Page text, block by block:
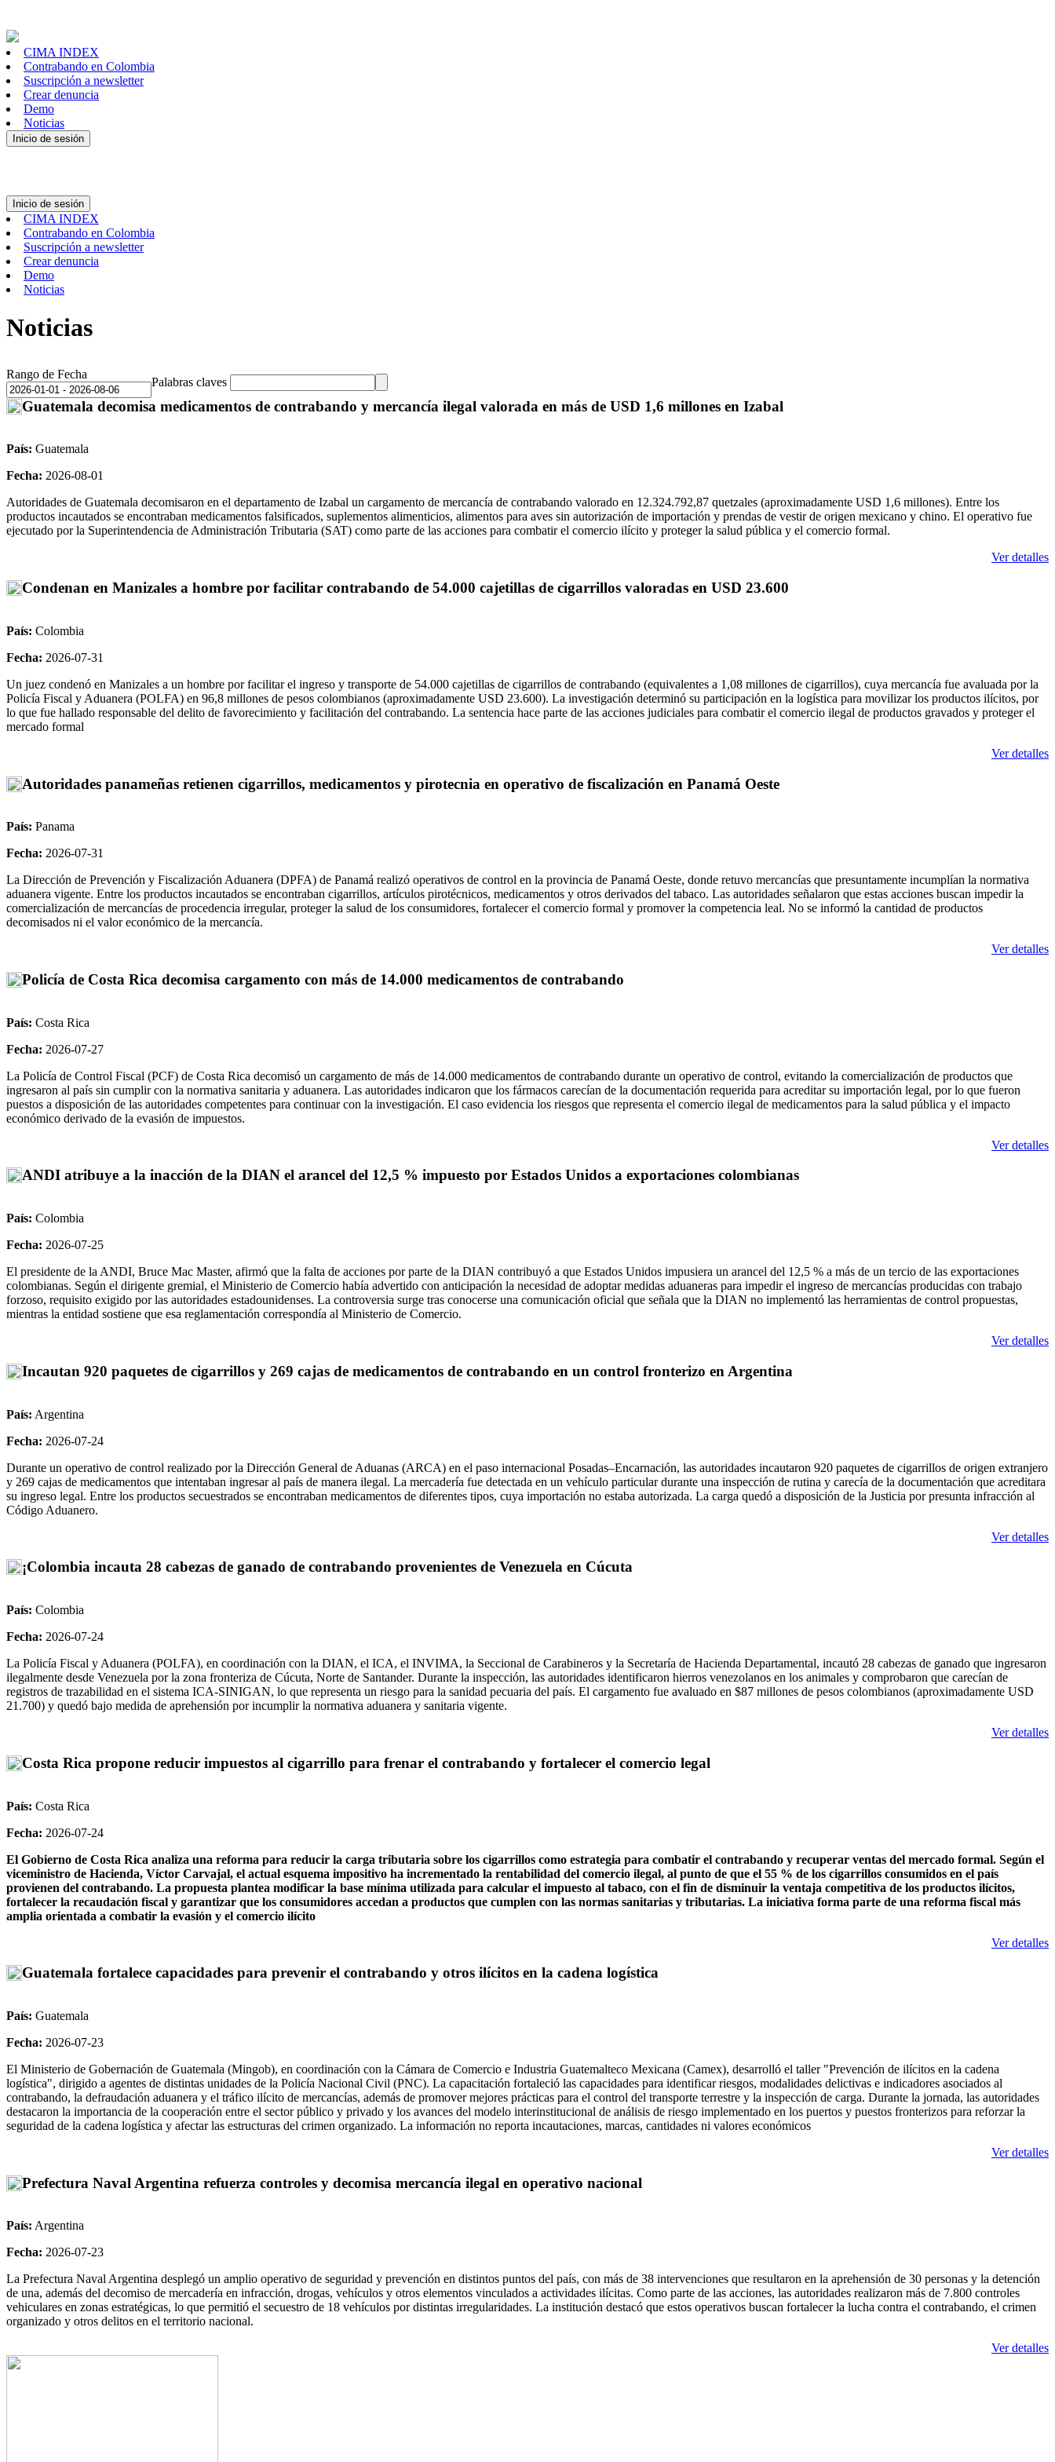
CIMA INDEX
Contrabando en Colombia
Suscripción a newsletter
Crear denuncia
Demo
Noticias
Inicio de sesión
Inicio de sesión
CIMA INDEX
Contrabando en Colombia
Suscripción a newsletter
Crear denuncia
Demo
Noticias
Noticias
Rango de Fecha
Palabras claves
Guatemala decomisa medicamentos de contrabando y mercancía ilegal valorada en más de USD 1,6 millones en Izabal
País: Guatemala
Fecha: 2026-08-01
Autoridades de Guatemala decomisaron en el departamento de Izabal un cargamento de mercancía de contrabando valorado en 12.324.792,87 quetzales (aproximadamente USD 1,6 millones). Entre los
productos incautados se encontraban medicamentos falsificados, suplementos alimenticios, alimentos para aves sin autorización de importación y prendas de vestir de origen mexicano y chino. El operativo fue
ejecutado por la Superintendencia de Administración Tributaria (SAT) como parte de las acciones para combatir el comercio ilícito y proteger la salud pública y el comercio formal.
Ver detalles
Condenan en Manizales a hombre por facilitar contrabando de 54.000 cajetillas de cigarrillos valoradas en USD 23.600
País: Colombia
Fecha: 2026-07-31
Un juez condenó en Manizales a un hombre por facilitar el ingreso y transporte de 54.000 cajetillas de cigarrillos de contrabando (equivalentes a 1,08 millones de cigarrillos), cuya mercancía fue avaluada por la
Policía Fiscal y Aduanera (POLFA) en 96,8 millones de pesos colombianos (aproximadamente USD 23.600). La investigación determinó su participación en la logística para movilizar los productos ilícitos, por
lo que fue hallado responsable del delito de favorecimiento y facilitación del contrabando. La sentencia hace parte de las acciones judiciales para combatir el comercio ilegal de productos gravados y proteger el
mercado formal
Ver detalles
Autoridades panameñas retienen cigarrillos, medicamentos y pirotecnia en operativo de fiscalización en Panamá Oeste
País: Panama
Fecha: 2026-07-31
La Dirección de Prevención y Fiscalización Aduanera (DPFA) de Panamá realizó operativos de control en la provincia de Panamá Oeste, donde retuvo mercancías que presuntamente incumplían la normativa
aduanera vigente. Entre los productos incautados se encontraban cigarrillos, artículos pirotécnicos, medicamentos y otros derivados del tabaco. Las autoridades señalaron que estas acciones buscan impedir la
comercialización de mercancías de procedencia irregular, proteger la salud de los consumidores, fortalecer el comercio formal y promover la competencia leal. No se informó la cantidad de productos
decomisados ni el valor económico de la mercancía.
Ver detalles
Policía de Costa Rica decomisa cargamento con más de 14.000 medicamentos de contrabando
País: Costa Rica
Fecha: 2026-07-27
La Policía de Control Fiscal (PCF) de Costa Rica decomisó un cargamento de más de 14.000 medicamentos de contrabando durante un operativo de control, evitando la comercialización de productos que
ingresaron al país sin cumplir con la normativa sanitaria y aduanera. Las autoridades indicaron que los fármacos carecían de la documentación requerida para acreditar su importación legal, por lo que fueron
puestos a disposición de las autoridades competentes para continuar con la investigación. El caso evidencia los riesgos que representa el comercio ilegal de medicamentos para la salud pública y el impacto
económico derivado de la evasión de impuestos.
Ver detalles
ANDI atribuye a la inacción de la DIAN el arancel del 12,5 % impuesto por Estados Unidos a exportaciones colombianas
País: Colombia
Fecha: 2026-07-25
El presidente de la ANDI, Bruce Mac Master, afirmó que la falta de acciones por parte de la DIAN contribuyó a que Estados Unidos impusiera un arancel del 12,5 % a más de un tercio de las exportaciones
colombianas. Según el dirigente gremial, el Ministerio de Comercio había advertido con anticipación la necesidad de adoptar medidas aduaneras para impedir el ingreso de mercancías producidas con trabajo
forzoso, requisito exigido por las autoridades estadounidenses. La controversia surge tras conocerse una comunicación oficial que señala que la DIAN no implementó las herramientas de control propuestas,
mientras la entidad sostiene que esa reglamentación correspondía al Ministerio de Comercio.
Ver detalles
Incautan 920 paquetes de cigarrillos y 269 cajas de medicamentos de contrabando en un control fronterizo en Argentina
País: Argentina
Fecha: 2026-07-24
Durante un operativo de control realizado por la Dirección General de Aduanas (ARCA) en el paso internacional Posadas–Encarnación, las autoridades incautaron 920 paquetes de cigarrillos de origen extranjero
y 269 cajas de medicamentos que intentaban ingresar al país de manera ilegal. La mercadería fue detectada en un vehículo particular durante una inspección de rutina y carecía de la documentación que acreditara
su ingreso legal. Entre los productos secuestrados se encontraban medicamentos de diferentes tipos, cuya importación no estaba autorizada. La carga quedó a disposición de la Justicia por presunta infracción al
Código Aduanero.
Ver detalles
¡Colombia incauta 28 cabezas de ganado de contrabando provenientes de Venezuela en Cúcuta
País: Colombia
Fecha: 2026-07-24
La Policía Fiscal y Aduanera (POLFA), en coordinación con la DIAN, el ICA, el INVIMA, la Seccional de Carabineros y la Secretaría de Hacienda Departamental, incautó 28 cabezas de ganado que ingresaron
ilegalmente desde Venezuela por la zona fronteriza de Cúcuta, Norte de Santander. Durante la inspección, las autoridades identificaron hierros venezolanos en los animales y comprobaron que carecían de
registros de trazabilidad en el sistema ICA-SINIGAN, lo que representa un riesgo para la sanidad pecuaria del país. El cargamento fue avaluado en $87 millones de pesos colombianos (aproximadamente USD
21.700) y quedó bajo medida de aprehensión por incumplir la normativa aduanera y sanitaria vigente.
Ver detalles
Costa Rica propone reducir impuestos al cigarrillo para frenar el contrabando y fortalecer el comercio legal
País: Costa Rica
Fecha: 2026-07-24
El Gobierno de Costa Rica analiza una reforma para reducir la carga tributaria sobre los cigarrillos como estrategia para combatir el contrabando y recuperar ventas del mercado formal. Según el
viceministro de Hacienda, Víctor Carvajal, el actual esquema impositivo ha incrementado la rentabilidad del comercio ilegal, al punto de que el 55 % de los cigarrillos consumidos en el país
provienen del contrabando. La propuesta plantea modificar la base mínima utilizada para calcular el impuesto al tabaco, con el fin de disminuir la ventaja competitiva de los productos ilícitos,
fortalecer la recaudación fiscal y garantizar que los consumidores accedan a productos que cumplen con las normas sanitarias y tributarias. La iniciativa forma parte de una reforma fiscal más
amplia orientada a combatir la evasión y el comercio ilícito
Ver detalles
Guatemala fortalece capacidades para prevenir el contrabando y otros ilícitos en la cadena logística
País: Guatemala
Fecha: 2026-07-23
El Ministerio de Gobernación de Guatemala (Mingob), en coordinación con la Cámara de Comercio e Industria Guatemalteco Mexicana (Camex), desarrolló el taller "Prevención de ilícitos en la cadena
logística", dirigido a agentes de distintas unidades de la Policía Nacional Civil (PNC). La capacitación fortaleció las capacidades para identificar riesgos, modalidades delictivas e indicadores asociados al
contrabando, la defraudación aduanera y el tráfico ilícito de mercancías, además de promover mejores prácticas para el control del transporte terrestre y la inspección de carga. Durante la jornada, las autoridades
destacaron la importancia de la cooperación entre el sector público y privado y los avances del modelo interinstitucional de análisis de riesgo implementado en los puertos y puestos fronterizos para reforzar la
seguridad de la cadena logística y afectar las estructuras del crimen organizado. La información no reporta incautaciones, marcas, cantidades ni valores económicos
Ver detalles
Prefectura Naval Argentina refuerza controles y decomisa mercancía ilegal en operativo nacional
País: Argentina
Fecha: 2026-07-23
La Prefectura Naval Argentina desplegó un amplio operativo de seguridad y prevención en distintos puntos del país, con más de 38 intervenciones que resultaron en la aprehensión de 30 personas y la detención
de una, además del decomiso de mercadería en infracción, drogas, vehículos y otros elementos vinculados a actividades ilícitas. Como parte de las acciones, las autoridades realizaron más de 7.800 controles
vehiculares en zonas estratégicas, lo que permitió el secuestro de 18 vehículos por distintas irregularidades. La institución destacó que estos operativos buscan fortalecer la lucha contra el contrabando, el crimen
organizado y otros delitos en el territorio nacional.
Ver detalles